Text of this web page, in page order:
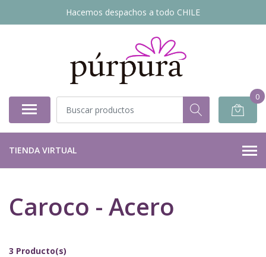
Hacemos despachos a todo CHILE
0
TIENDA VIRTUAL
Caroco - Acero
3 Producto(s)